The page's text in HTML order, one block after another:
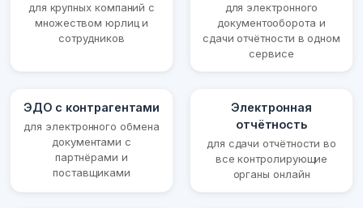
для крупных компаний с
множеством юрлиц и
сотрудников
для электронного
документооборота и
сдачи отчётности в одном
сервисе
ЭДО с контрагентами
для электронного обмена
документами с
партнёрами и
поставщиками
Электронная
отчётность
для сдачи отчётности во
все контролирующие
органы онлайн